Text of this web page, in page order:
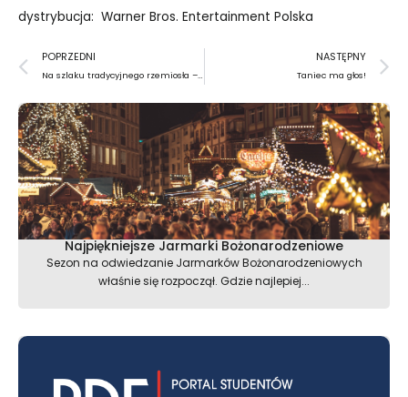
dystrybucja: Warner Bros. Entertainment Polska
Prev
POPRZEDNI
Na szlaku tradycyjnego rzemiosła – konkurs fotograficzny
NASTĘPNY
Taniec ma głos!
Najpiękniejsze Jarmarki Bożonarodzeniowe
Sezon na odwiedzanie Jarmarków Bożonarodzeniowych
właśnie się rozpoczął. Gdzie najlepiej...